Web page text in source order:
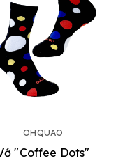
OHQUAO
"Coffee Dots"